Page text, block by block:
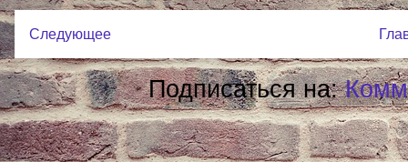
Следующее
Подписаться на: